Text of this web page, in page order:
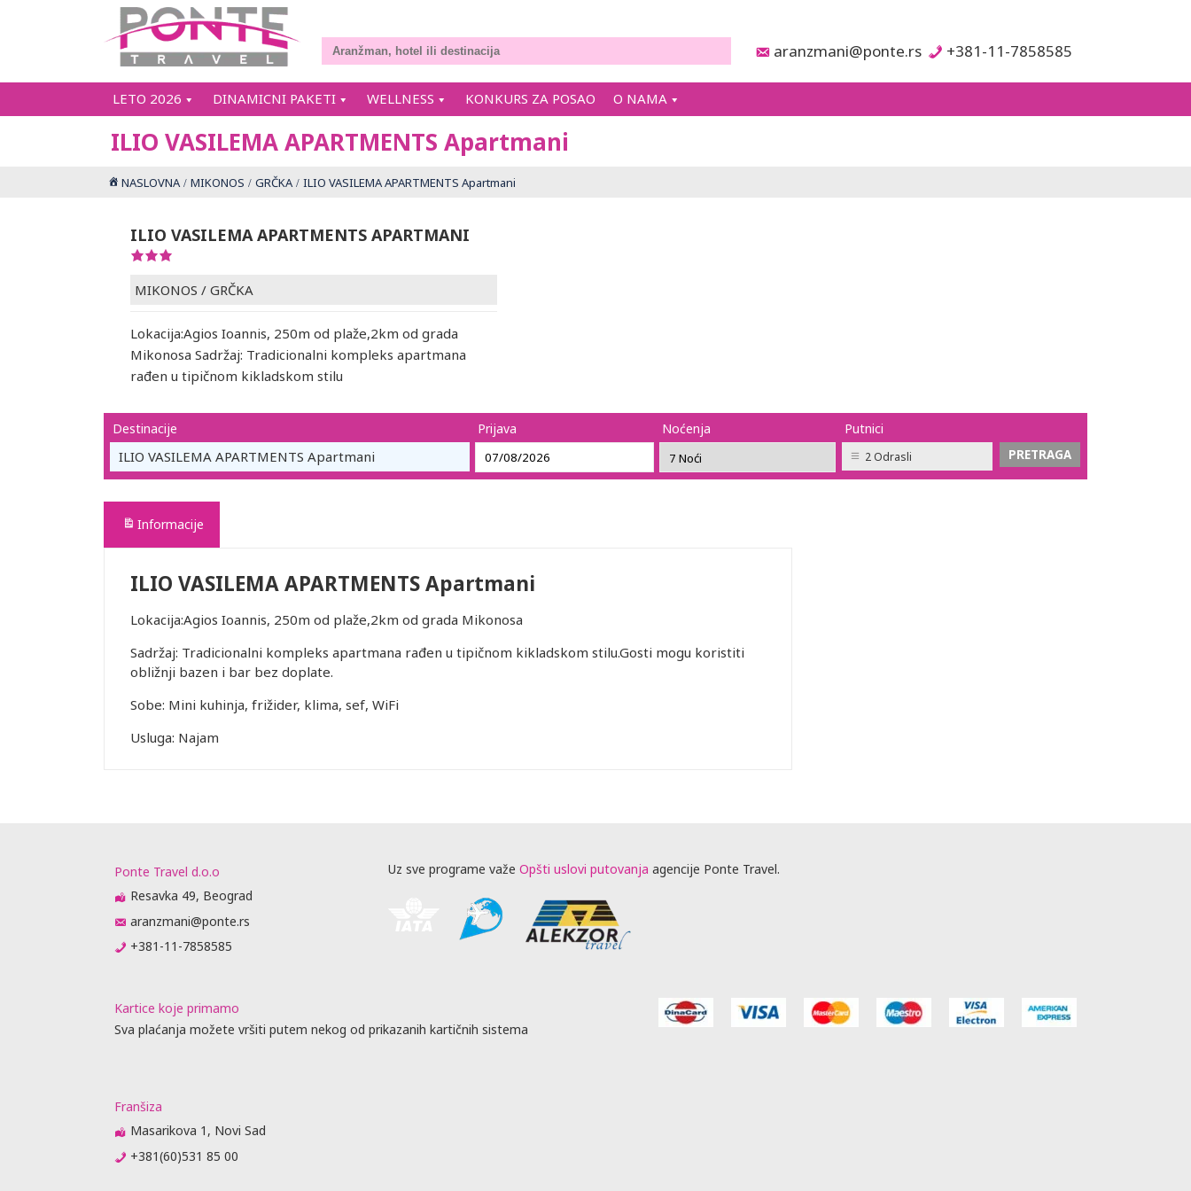
aranzmani@ponte.rs +381-11-7858585
LETO 2026 DINAMICNI PAKETI WELLNESS KONKURS ZA POSAO O NAMA
ILIO VASILEMA APARTMENTS Apartmani
NASLOVNA MIKONOS GRČKA ILIO VASILEMA APARTMENTS Apartmani
ILIO VASILEMA APARTMENTS APARTMANI
MIKONOS / GRČKA
Lokacija:Agios Ioannis, 250m od plaže,2km od grada
Mikonosa Sadržaj: Tradicionalni kompleks apartmana
rađen u tipičnom kikladskom stilu
Destinacije
ILIO VASILEMA APARTMENTS Apartmani
Prijava Noćenja Putnici
2 Odrasli
Informacije
ILIO VASILEMA APARTMENTS Apartmani
Lokacija:Agios Ioannis, 250m od plaže,2km od grada Mikonosa
Sadržaj: Tradicionalni kompleks apartmana rađen u tipičnom kikladskom stilu.Gosti mogu koristiti
obližnji bazen i bar bez doplate.
Sobe: Mini kuhinja, frižider, klima, sef, WiFi
Usluga: Najam
Ponte Travel d.o.o
Resavka 49, Beograd
aranzmani@ponte.rs
+381-11-7858585
Uz sve programe važe Opšti uslovi putovanja agencije Ponte Travel.
Kartice koje primamo
Sva plaćanja možete vršiti putem nekog od prikazanih kartičnih sistema
Franšiza
Masarikova 1, Novi Sad
+381(60)531 85 00